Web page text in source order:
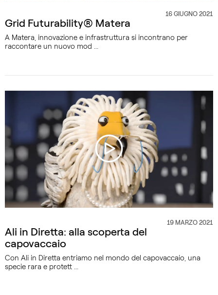
16 GIUGNO 2021
Grid Futurability® Matera
A Matera, innovazione e infrastruttura si incontrano per
raccontare un nuovo mod ...
19 MARZO 2021
Ali in Diretta: alla scoperta del
capovaccaio
Con Ali in Diretta entriamo nel mondo del capovaccaio, una
specie rara e protett ...